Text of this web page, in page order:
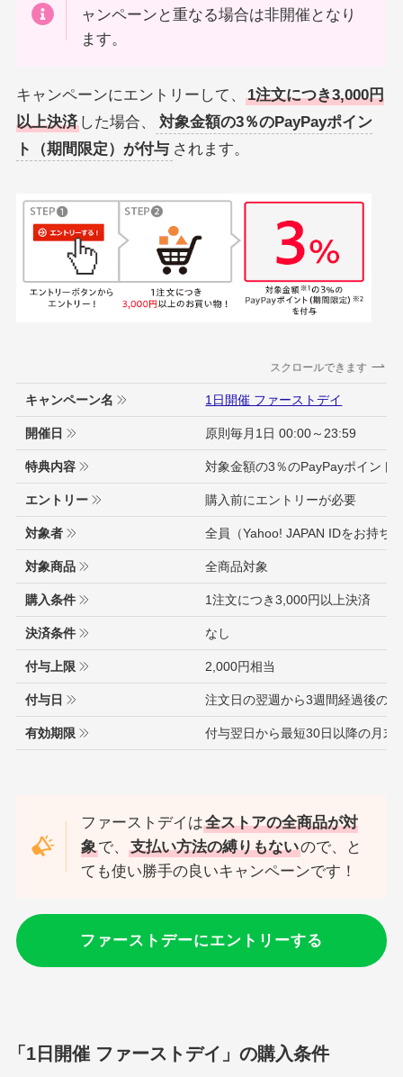
ャンペーンと重なる場合は非開催となり
ます。
キャンペーンにエントリーして、
1注文につき3,000円
以上決済した場合、
対象金額の3％のPayPayポイン
ト（期間限定）が付与 されます。
スクロールできます
キャンペーン名 1日開催 ファーストデイ
開催日 原則毎月1日 00:00～23:59
特典内容 対象金額の3％のPayPayポイント
エントリー 購入前にエントリーが必要
対象者 全員（Yahoo! JAPAN IDをお持ち
対象商品 全商品対象
購入条件 1注文につき3,000円以上決済
決済条件 なし
付与上限 2,000円相当
付与日 注文日の翌週から3週間経過後の
有効期限 付与翌日から最短30日以降の月末
ファーストデイは全ストアの全商品が対
象で、支払い方法の縛りもないので、と
ても使い勝手の良いキャンペーンです！
ファーストデーにエントリーする
「1日開催 ファーストデイ」の購入条件